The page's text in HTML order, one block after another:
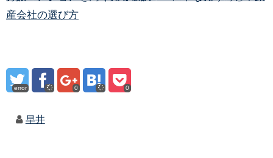
産会社の選び方
error 0 0
早井